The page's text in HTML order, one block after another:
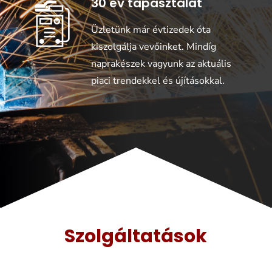
Üzletünk már évtizedek óta
kiszolgálja vevőinket. Mindíg
naprakészek vagyunk az aktuális
piaci trendekkel és újításokkal.
Szolgáltatások